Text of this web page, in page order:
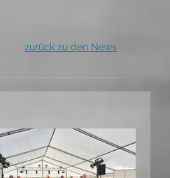
zurück zu den News